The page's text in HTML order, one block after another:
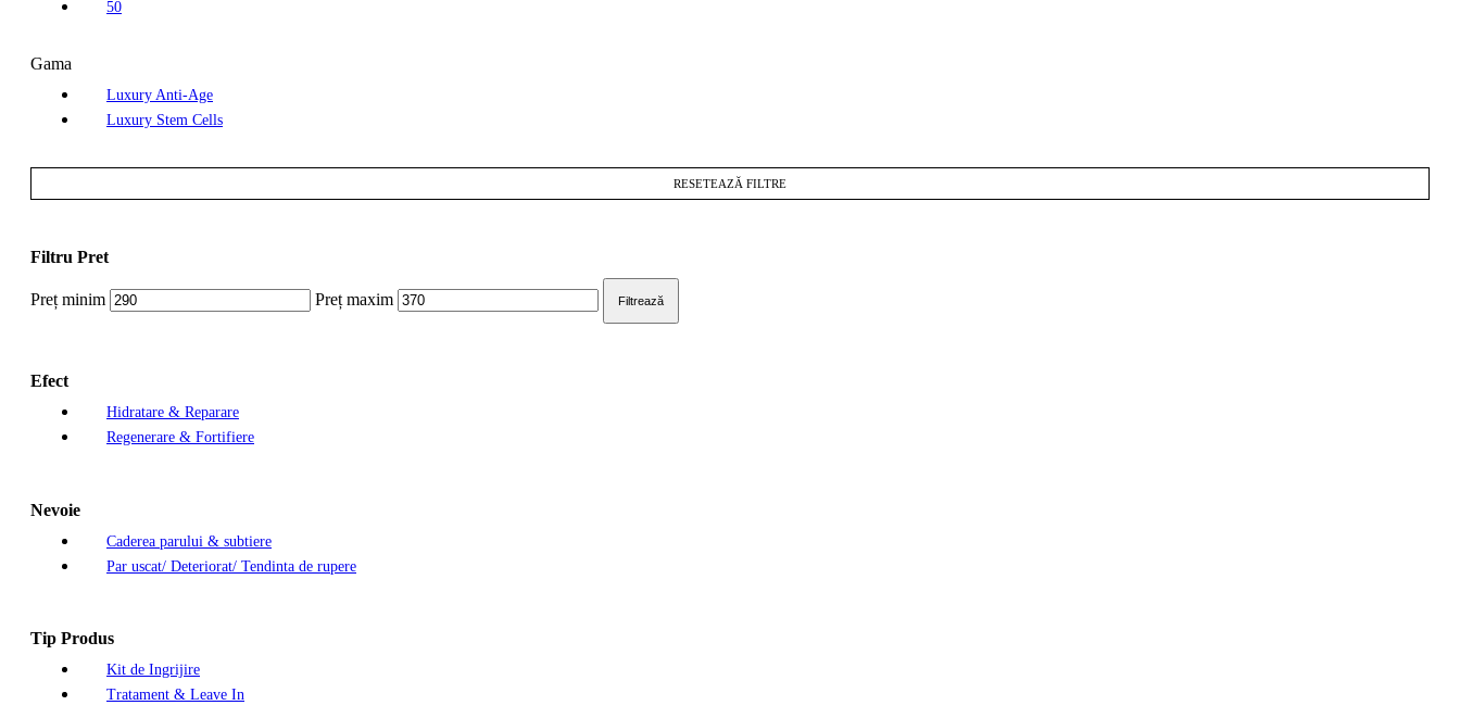
50
Gama
Luxury Anti-Age
Luxury Stem Cells
RESETEAZĂ FILTRE
Filtru Pret
Preț minim Preț maxim Filtrează
Efect
Hidratare & Reparare
Regenerare & Fortifiere
Nevoie
Caderea parului & subtiere
Par uscat/ Deteriorat/ Tendinta de rupere
Tip Produs
Kit de Ingrijire
Tratament & Leave In